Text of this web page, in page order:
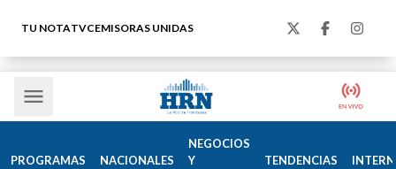
TU NOTATVCEMISORAS UNIDAS
PROGRAMAS NACIONALES
NEGOCIOS
Y
TENDENCIAS